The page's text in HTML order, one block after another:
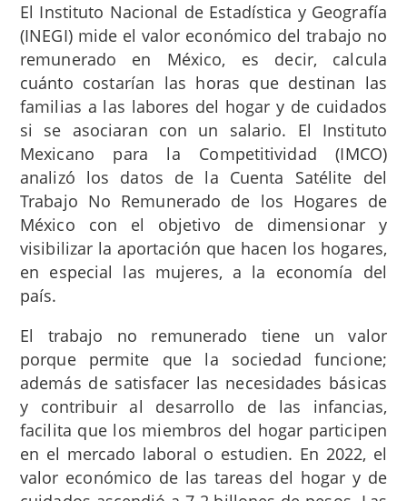
El Instituto Nacional de Estadística y Geografía
(INEGI) mide el valor económico del trabajo no
remunerado en México, es decir, calcula
cuánto costarían las horas que destinan las
familias a las labores del hogar y de cuidados
si se asociaran con un salario. El Instituto
Mexicano para la Competitividad (IMCO)
analizó los datos de la Cuenta Satélite del
Trabajo No Remunerado de los Hogares de
México con el objetivo de dimensionar y
visibilizar la aportación que hacen los hogares,
en especial las mujeres, a la economía del
país.
El trabajo no remunerado tiene un valor
porque permite que la sociedad funcione;
además de satisfacer las necesidades básicas
y contribuir al desarrollo de las infancias,
facilita que los miembros del hogar participen
en el mercado laboral o estudien. En 2022, el
valor económico de las tareas del hogar y de